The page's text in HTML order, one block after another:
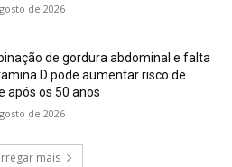
de 2026
de gordura abdominal e falta
D pode aumentar risco de
após os 50 anos
de 2026
mais